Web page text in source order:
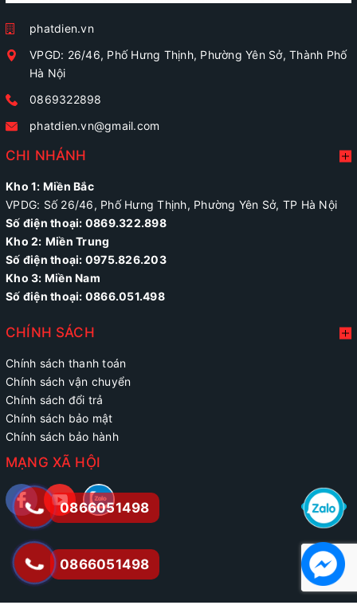
phatdien.vn
VPGD: 26/46, Phố Hưng Thịnh, Phường Yên Sở, Thành Phố
Hà Nội
0869322898
phatdien.vn@gmail.com
CHI NHÁNH
Kho 1: Miền Bắc
VPDG: Số 26/46, Phố Hưng Thịnh, Phường Yên Sở, TP Hà Nội
Số điện thoại: 0869.322.898
Kho 2: Miền Trung
Số điện thoại: 0975.826.203
Kho 3: Miền Nam
Số điện thoại: 0866.051.498
CHÍNH SÁCH
Chính sách thanh toán
Chính sách vận chuyển
Chính sách đổi trả
Chính sách bảo mật
Chính sách bảo hành
MẠNG XÃ HỘI
0866051498
0866051498